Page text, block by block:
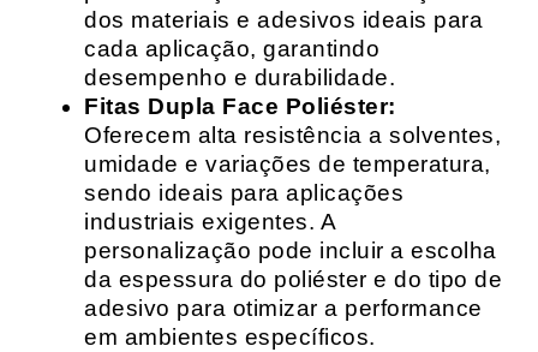
dos materiais e adesivos ideais para
cada aplicação, garantindo
desempenho e durabilidade.
Fitas Dupla Face Poliéster:
Oferecem alta resistência a solventes,
umidade e variações de temperatura,
sendo ideais para aplicações
industriais exigentes. A
personalização pode incluir a escolha
da espessura do poliéster e do tipo de
adesivo para otimizar a performance
em ambientes específicos.